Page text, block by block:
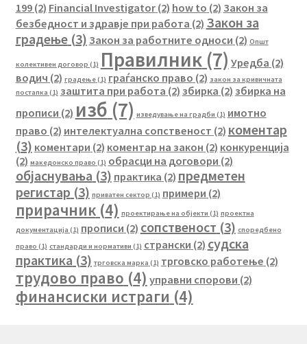
199(2) Financial Investigator(2) how to (2) Закон за
безбедност и здравје при работа (2) Закон за
градење(3) Закон за работните односи (2) Општ
колективен договор (1) Правилник(7) Уредба (2)
водич (2) градење(1) граѓанско право (2) закон за кривичната
постапка (1) заштита при работа (2) збирка (2) збирка на
прописи (2) изб (7) изведување на градби (1) имотно
право (2) интелектуална сопственост (2) коментар
(3) коментари (2) коментар на закон (2) конкуренција
(2) македонско право (1) обрасци на договори (2)
објаснувања (3) практика (2) предметен
регистар (3) приватен сектор (1) примери (2)
прирачник(4) проектирање на објекти (1) проектна
документација (1) прописи (2) сопственост (3) споредбено
право (1) стандарди и нормативи (1) странски (2) судска
практика (3) трговска марка (1) трговско работење (2)
трудово право (4) управни спорови (2)
финансиски истраги (4)